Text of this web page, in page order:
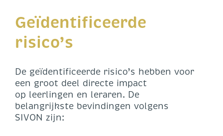
Geïdentificeerde
risico’s
De geïdentificeerde risico’s hebben voor
een groot deel directe impact
op leerlingen en leraren. De
belangrijkste bevindingen volgens
SIVON zijn: